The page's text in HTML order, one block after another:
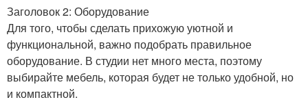
Заголовок 2: Оборудование
Для того, чтобы сделать прихожую уютной и
функциональной, важно подобрать правильное
оборудование. В студии нет много места, поэтому
выбирайте мебель, которая будет не только удобной, но
и компактной.